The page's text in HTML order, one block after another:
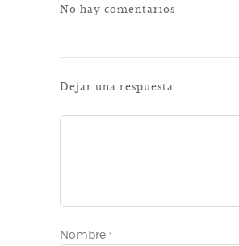
No hay comentarios
Dejar una respuesta
Nombre *